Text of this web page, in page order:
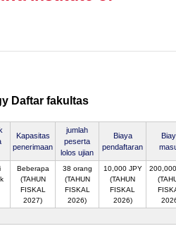
Daftar fakultas
Kapasitas
penerimaan
jumlah
peserta
lolos ujian
Biaya
pendaftaran
Beberapa
(TAHUN
FISKAL
2027)
38 orang
(TAHUN
FISKAL
2026)
10,000 JPY
(TAHUN
FISKAL
2026)